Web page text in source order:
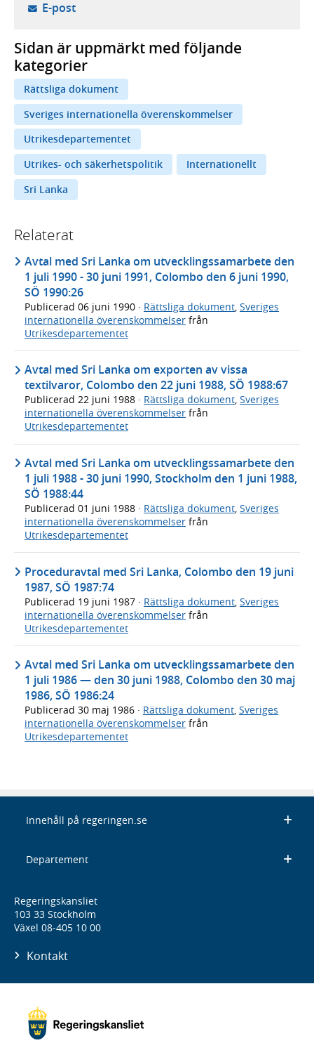
E-post- öppnar din e-postklient,
Sidan är uppmärkt med följande
kategorier
Rättsliga dokument
Sveriges internationella överenskommelser
Utrikesdepartementet
Utrikes- och säkerhetspolitik
Internationellt
Sri Lanka
Relaterat
Avtal med Sri Lanka om utvecklingssamarbete den
1 juli 1990 - 30 juni 1991, Colombo den 6 juni 1990,
SÖ 1990:26
Publicerad 06 juni 1990 · Rättsliga dokument Sveriges
internationella överenskommelser från
Utrikesdepartementet
Avtal med Sri Lanka om exporten av vissa
textilvaror, Colombo den 22 juni 1988, SÖ 1988:67
Publicerad 22 juni 1988 · Rättsliga dokument, Sveriges
internationella överenskommelser från
Utrikesdepartementet
Avtal med Sri Lanka om utvecklingssamarbete den
1 juli 1988 - 30 juni 1990, Stockholm den 1 juni 1988,
SÖ 1988:44
Publicerad 01 juni 1988 · Rättsliga dokument, Sveriges
internationella överenskommelser från
Utrikesdepartementet
Proceduravtal med Sri Lanka, Colombo den 19 juni
1987, SÖ 1987:74
Publicerad 19 juni 1987 · Rättsliga dokument Sveriges
internationella överenskommelser från
Utrikesdepartementet
Avtal med Sri Lanka om utvecklingssamarbete den
1 juli 1986 — den 30 juni 1988, Colombo den 30 maj
1986, SÖ 1986:24
Publicerad 30 maj 1986 · Rättsliga dokument, Sveriges
internationella överenskommelser från
Utrikesdepartementet
Innehåll på regeringen.se
Departement
Regeringskansliet
103 33 Stockholm
Växel 08-405 10 00
Kontakt